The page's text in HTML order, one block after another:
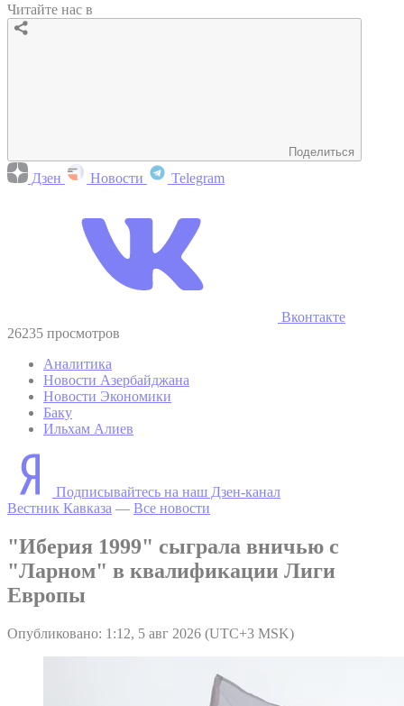
Читайте нас в
Поделиться
Дзен Новости Telegram
Вконтакте
26235 просмотров
Аналитика
Новости Азербайджана
Новости Экономики
Баку
Ильхам Алиев
Подписывайтесь на наш Дзен-канал
Вестник Кавказа — Все новости
"Иберия 1999" сыграла вничью с
"Ларном" в квалификации Лиги
Европы
Опубликовано: 1:12, 5 авг 2026 (UTC+3 MSK)